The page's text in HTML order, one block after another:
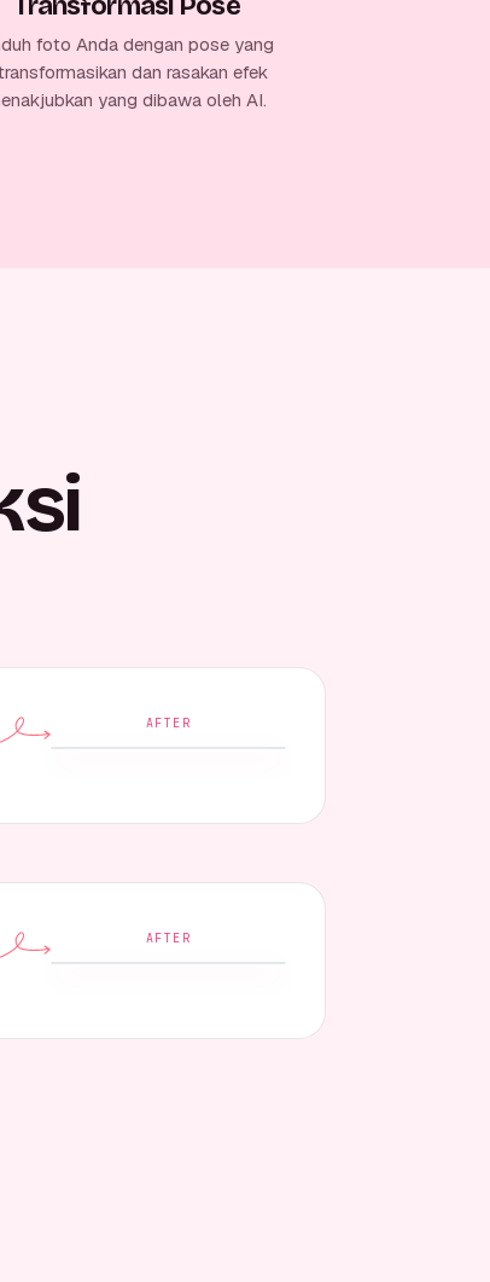
foto Anda dengan pose yang
dan rasakan efek
yang dibawa oleh AI.
AFTER
AFTER